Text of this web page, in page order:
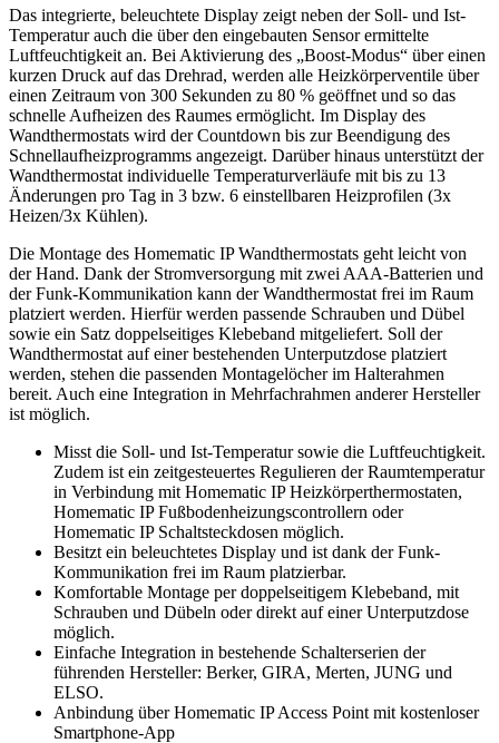
Das integrierte, beleuchtete Display zeigt neben der Soll- und Ist-
Temperatur auch die über den eingebauten Sensor ermittelte
Luftfeuchtigkeit an. Bei Aktivierung des „Boost-Modus“ über einen
kurzen Druck auf das Drehrad, werden alle Heizkörperventile über
einen Zeitraum von 300 Sekunden zu 80 % geöffnet und so das
schnelle Aufheizen des Raumes ermöglicht. Im Display des
Wandthermostats wird der Countdown bis zur Beendigung des
Schnellaufheizprogramms angezeigt. Darüber hinaus unterstützt der
Wandthermostat individuelle Temperaturverläufe mit bis zu 13
Änderungen pro Tag in 3 bzw. 6 einstellbaren Heizprofilen (3x
Heizen/3x Kühlen).
Die Montage des Homematic IP Wandthermostats geht leicht von
der Hand. Dank der Stromversorgung mit zwei AAA-Batterien und
der Funk-Kommunikation kann der Wandthermostat frei im Raum
platziert werden. Hierfür werden passende Schrauben und Dübel
sowie ein Satz doppelseitiges Klebeband mitgeliefert. Soll der
Wandthermostat auf einer bestehenden Unterputzdose platziert
werden, stehen die passenden Montagelöcher im Halterahmen
bereit. Auch eine Integration in Mehrfachrahmen anderer Hersteller
ist möglich.
Misst die Soll- und Ist-Temperatur sowie die Luftfeuchtigkeit.
Zudem ist ein zeitgesteuertes Regulieren der Raumtemperatur
in Verbindung mit Homematic IP Heizkörperthermostaten,
Homematic IP Fußbodenheizungscontrollern oder
Homematic IP Schaltsteckdosen möglich.
Besitzt ein beleuchtetes Display und ist dank der Funk-
Kommunikation frei im Raum platzierbar.
Komfortable Montage per doppelseitigem Klebeband, mit
Schrauben und Dübeln oder direkt auf einer Unterputzdose
möglich.
Einfache Integration in bestehende Schalterserien der
führenden Hersteller: Berker, GIRA, Merten, JUNG und
ELSO.
Anbindung über Homematic IP Access Point mit kostenloser
Smartphone-App